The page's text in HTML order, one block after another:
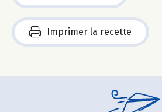
Imprimer la recette